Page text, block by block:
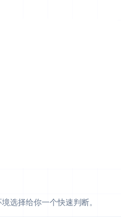
选择给你一个快速判断。